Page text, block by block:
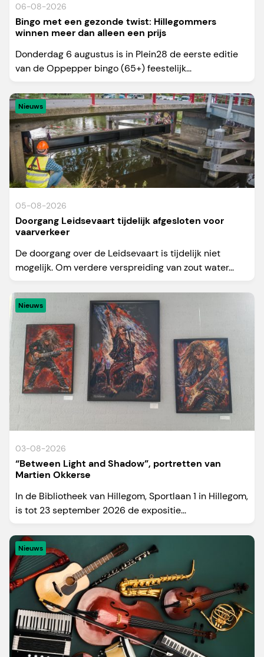
06-08-2026
Bingo met een gezonde twist: Hillegommers
winnen meer dan alleen een prijs
Donderdag 6 augustus is in Plein28 de eerste editie
van de Oppepper bingo (65+) feestelijk...
Nieuws
05-08-2026
Doorgang Leidsevaart tijdelijk afgesloten voor
vaarverkeer
De doorgang over de Leidsevaart is tijdelijk niet
mogelijk. Om verdere verspreiding van zout water...
Nieuws
03-08-2026
“Between Light and Shadow”, portretten van
Martien Okkerse
In de Bibliotheek van Hillegom, Sportlaan 1 in Hillegom,
is tot 23 september 2026 de expositie...
Nieuws